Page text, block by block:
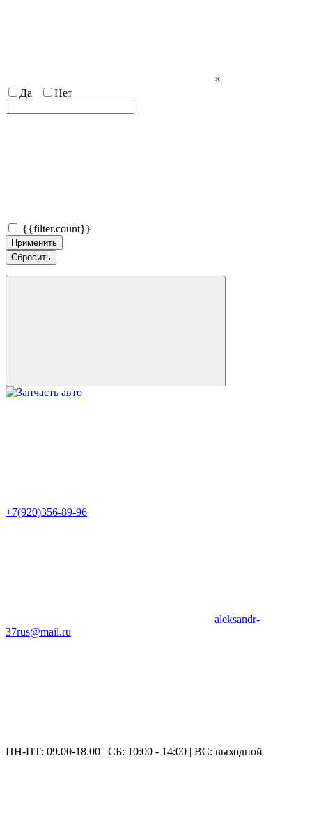
×
Да
Нет
{{filter.count}}
Применить
Сбросить
+7(920)356-89-96
aleksandr-
37rus@mail.ru
ПН-ПТ: 09.00-18.00 | СБ: 10:00 - 14:00 | ВС: выходной